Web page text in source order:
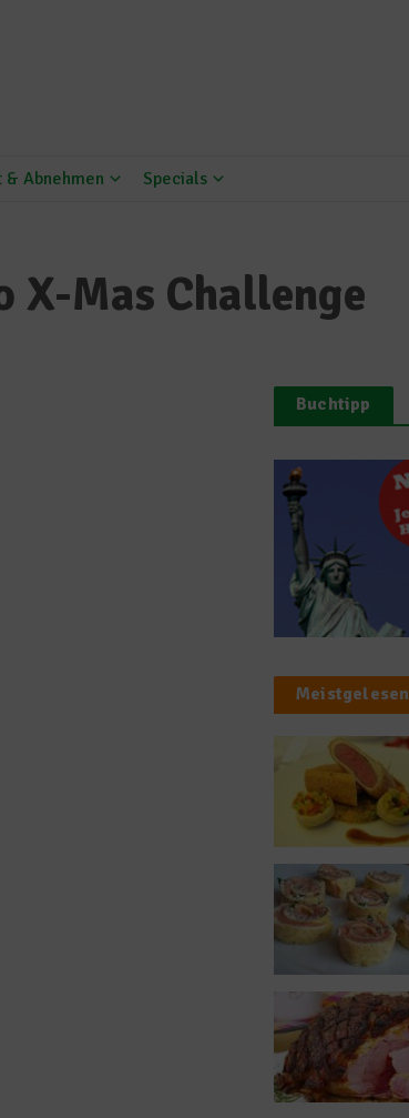
& Abnehmen Specials
X-Mas Challenge
Buchtipp
Meistgelesen